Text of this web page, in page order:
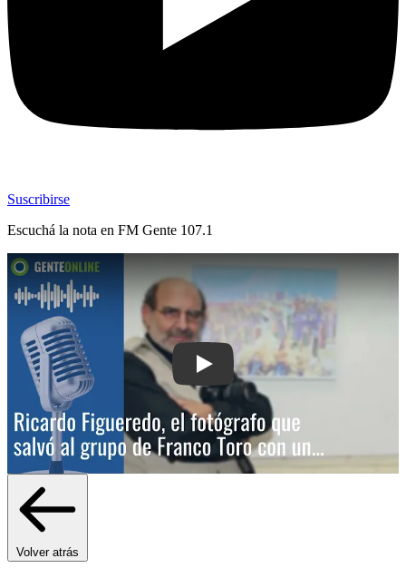
Suscribirse
Escuchá la nota en FM Gente 107.1
Play: Ricardo Figueredo, el fotógrafo
Volver atrás